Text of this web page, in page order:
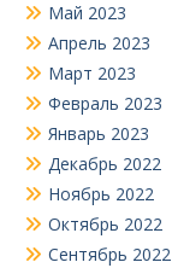
Май 2023
Апрель 2023
Март 2023
Февраль 2023
Январь 2023
Декабрь 2022
Ноябрь 2022
Октябрь 2022
Сентябрь 2022